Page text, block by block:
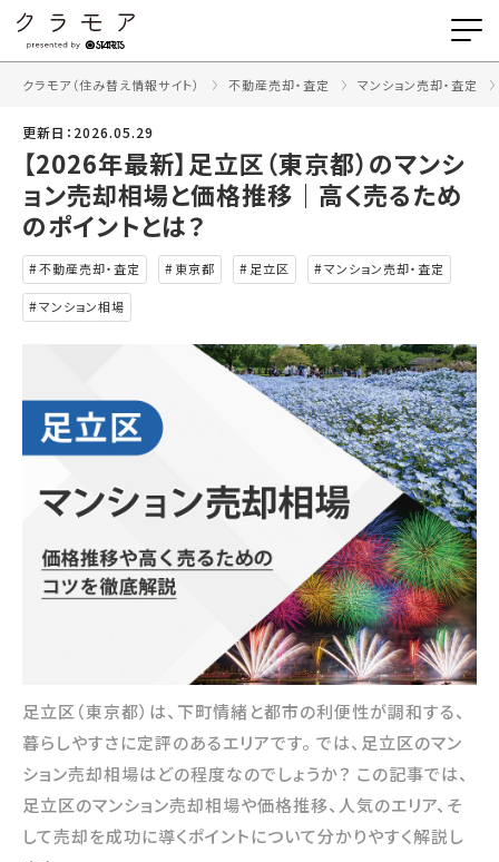
クラモア（住み替え情報サイト） 不動産売却・査定 マンション売却・査定
更新日：2026.05.29
【2026年最新】足立区（東京都）のマンシ
ョン売却相場と価格推移｜高く売るため
のポイントとは？
不動産売却・査定 東京都 足立区 マンション売却・査定
マンション相場
足立区（東京都）は、下町情緒と都市の利便性が調和する、
暮らしやすさに定評のあるエリアです。 では、足立区のマン
ション売却相場はどの程度なのでしょうか？ この記事では、
足立区のマンション売却相場や価格推移、人気のエリア、そ
して売却を成功に導くポイントについて分かりやすく解説し